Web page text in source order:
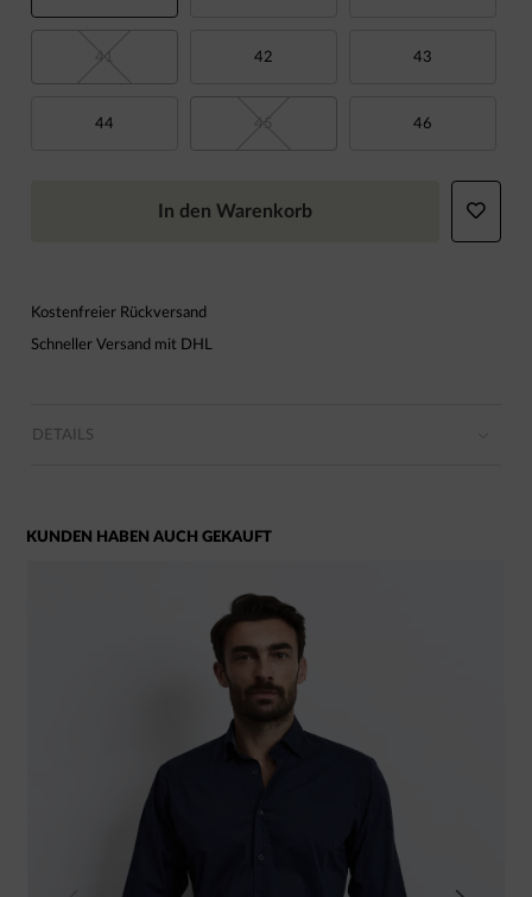
42 43
44 46
In den Warenkorb
Kostenfreier Rückversand
Schneller Versand mit DHL
DETAILS
KUNDEN HABEN AUCH GEKAUFT